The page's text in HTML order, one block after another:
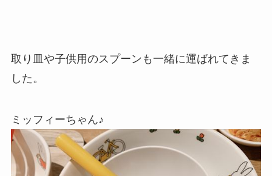
取り皿や子供用のスプーンも一緒に運ばれてきま
した。
ミッフィーちゃん♪